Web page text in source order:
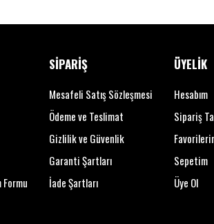
SİPARİŞ
Mesafeli Satış Sözleşmesi
Ödeme ve Teslimat
Gizlilik ve Güvenlik
Garanti Şartları
İade Şartları
ÜYELİK
Hesabım
Sipariş
Sepetim
Üye Ol